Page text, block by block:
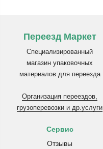
Переезд Маркет
Специализированный
магазин упаковочных
материалов для переезда
Организация переездов,
грузоперевозки и др.услуги
Сервис
Отзывы